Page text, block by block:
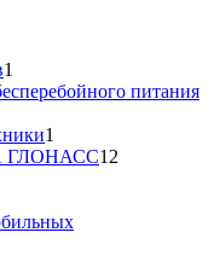
1
товар
питания
1
товар
ГЛОНАСС12